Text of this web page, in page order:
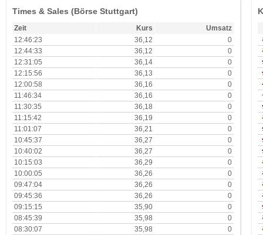
Times & Sales (Börse Stuttgart)
Zeit Kurs
Umsatz
12:46:23
36,12
0
12:44:33
36,12
0
12:31:05
36,14
0
12:15:56
36,13
0
12:00:58
36,16
0
11:46:34
36,16
0
11:30:35
36,18
0
11:15:42
36,19
0
11:01:07
36,21
0
10:45:37
36,27
0
10:40:02
36,27
0
10:15:03
36,29
0
10:00:05
36,26
0
09:47:04
36,26
0
09:45:36
36,26
0
09:15:15
35,90
0
08:45:39
35,98
0
08:30:07
35,98
0